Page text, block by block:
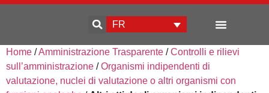
FR
Home /Amministrazione Trasparente /Controlli e rilievi
sull’amministrazione /Organismi indipendenti di
valutazione, nuclei di valutazione o altri organismi con